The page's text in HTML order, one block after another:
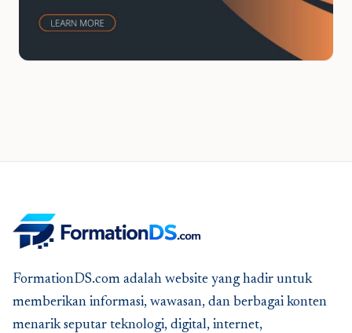
FormationDS.com adalah website yang hadir untuk
memberikan informasi, wawasan, dan berbagai konten
menarik seputar teknologi, digital, internet,